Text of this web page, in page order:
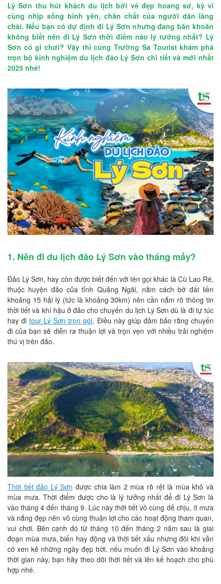
Lý Sơn thu hút khách du lịch bởi vẻ đẹp hoang sơ, kỳ vĩ
cùng nhịp sống bình yên, chân chất của người dân làng
chài. Nếu bạn có dự định đi Lý Sơn nhưng đang băn khoăn
không biết nên đi Lý Sơn thời điểm nào lý tưởng nhất? Lý
Sơn có gì chơi? Vậy thì cùng Trường Sa Tourist khám phá
trọn bộ kinh nghiệm du lịch đảo Lý Sơn chi tiết và mới nhất
2025 nhé!
1. Nên đi du lịch đảo Lý Sơn vào tháng mấy?
Đảo Lý Sơn, hay còn được biết đến với tên gọi khác là Cù Lao Ré,
thuộc huyện đảo của tỉnh Quảng Ngãi, nằm cách bờ đất liền
khoảng 15 hải lý (tức là khoảng 30km) nên cần nắm rõ thông tin
thời tiết và khí hậu ở đảo cho chuyến du lịch Lý Sơn dù là đi tự túc
hay đi tour Lý Sơn trọn gói. Điều này giúp đảm bảo rằng chuyến
đi của bạn sẽ diễn ra thuận lợi và trọn vẹn với nhiều trải nghiệm
thú vị trên đảo.
Thời tiết đảo Lý Sơn được chia làm 2 mùa rõ rệt là mùa khô và
mùa mưa. Thời điểm được cho là lý tưởng nhất để đi Lý Sơn là
vào tháng 4 đến tháng 9. Lúc này thời tiết vô cùng dễ chịu, ít mưa
và nắng đẹp nên vô cùng thuận lợi cho các hoạt động tham quan,
vui chơi. Bên cạnh đó từ tháng 10 đến tháng 2 năm sau là giai
đoạn mùa mưa, biển hay động và thời tiết xấu nhưng đôi khi vẫn
có xen kẻ những ngày đẹp trời, nếu muốn đi Lý Sơn vào khoảng
thời gian này, bạn hãy theo dõi thời tiết và lên kế hoạch cho phù
hợp nhé.